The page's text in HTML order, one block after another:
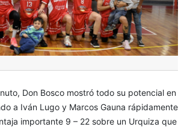
Don Bosco mostró todo su potencial en
a Iván Lugo y Marcos Gauna rápidamente
importante 9 – 22 sobre un Urquiza que